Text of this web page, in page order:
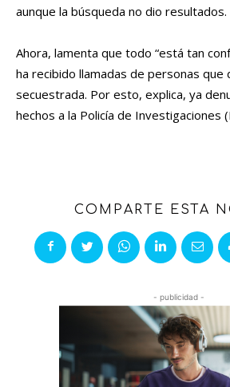
aunque la búsqueda no dio resultados.
Ahora, lamenta que todo “está tan
ha recibido llamadas de personas que
secuestrada. Por esto, explica, ya
hechos a la Policía de Investigaciones
COMPARTE ESTA
- publicidad -